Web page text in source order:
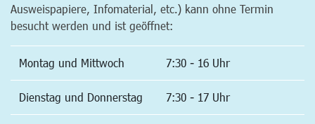
Ausweispapiere, Infomaterial, etc.) kann ohne Termin
besucht werden und ist geöffnet:
Montag und Mittwoch 7:30 - 16 Uhr
Dienstag und Donnerstag 7:30 - 17 Uhr